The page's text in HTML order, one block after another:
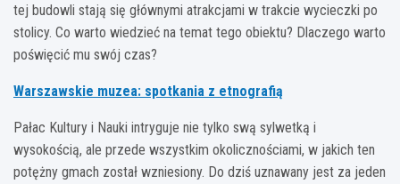
tej budowli stają się głównymi atrakcjami w trakcie wycieczki po
stolicy. Co warto wiedzieć na temat tego obiektu? Dlaczego warto
poświęcić mu swój czas?
Warszawskie muzea: spotkania z etnografią
Pałac Kultury i Nauki intryguje nie tylko swą sylwetką i
wysokością, ale przede wszystkim okolicznościami, w jakich ten
potężny gmach został wzniesiony. Do dziś uznawany jest za jeden